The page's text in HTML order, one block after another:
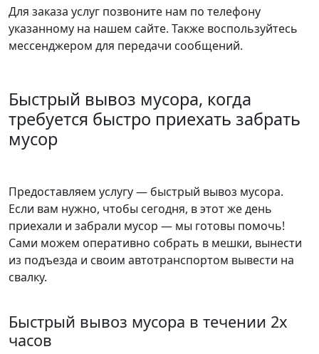
Для заказа услуг позвоните нам по телефону
указанному на нашем сайте. Также воспользуйтесь
мессенджером для передачи сообщений.
Быстрый вывоз мусора, когда
требуется быстро приехать забрать
мусор
Предоставляем услугу — быстрый вывоз мусора.
Если вам нужно, чтобы сегодня, в этот же день
приехали и забрали мусор — мы готовы помочь!
Сами можем оперативно собрать в мешки, вынести
из подъезда и своим автотранспортом вывести на
свалку.
Быстрый вывоз мусора в течении 2х
часов